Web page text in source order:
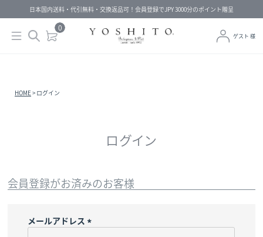
日本国内送料・代引無料・交換返品可！会員登録でJPY 3000分のポイント贈呈
0
ゲスト 様
HOME ログイン
ログイン
会員登録がお済みのお客様
メールアドレス